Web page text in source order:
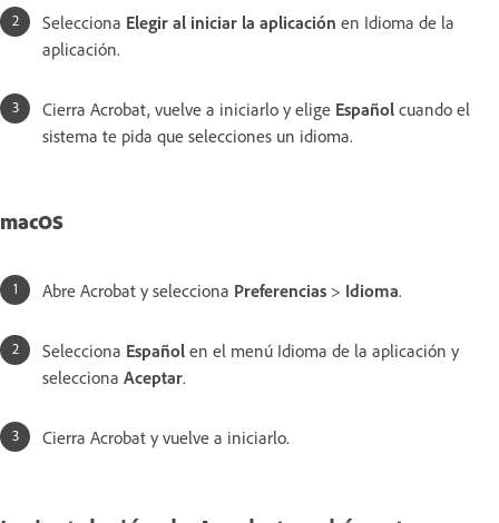
Selecciona Elegir al iniciar la aplicación en Idioma de la
aplicación.
Cierra Acrobat, vuelve a iniciarlo y elige Español cuando el
sistema te pida que selecciones un idioma.
macOS
Abre Acrobat y selecciona Preferencias > Idioma.
Selecciona Español en el menú Idioma de la aplicación y
selecciona Aceptar.
Cierra Acrobat y vuelve a iniciarlo.